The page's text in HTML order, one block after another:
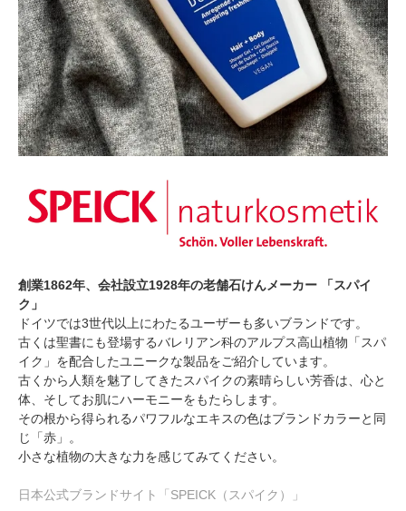
創業1862年、会社設立1928年の老舗石けんメーカー 「スパイ
ク」
ドイツでは3世代以上にわたるユーザーも多いブランドです。
古くは聖書にも登場するバレリアン科のアルプス高山植物「スパ
イク」を配合したユニークな製品をご紹介しています。
古くから人類を魅了してきたスパイクの素晴らしい芳香は、心と
体、そしてお肌にハーモニーをもたらします。
その根から得られるパワフルなエキスの色はブランドカラーと同
じ「赤」。
小さな植物の大きな力を感じてみてください。
日本公式ブランドサイト「SPEICK（スパイク）」